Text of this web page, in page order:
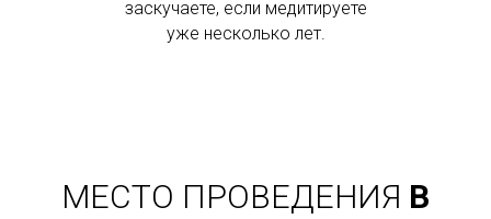
заскучаете, если медитируете
уже несколько лет.
МЕСТО ПРОВЕДЕНИЯ В